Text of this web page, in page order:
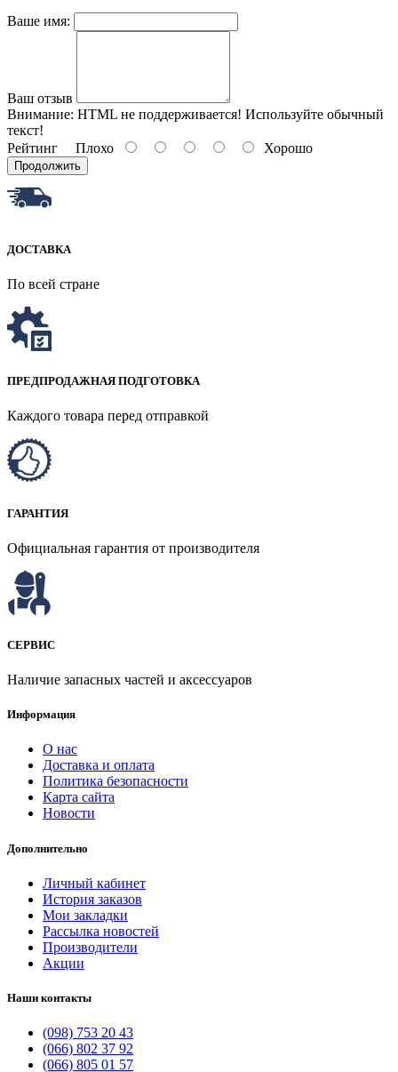
Ваше имя:
Ваш отзыв
Внимание: HTML не поддерживается! Используйте обычный
текст!
Рейтинг Плохо Хорошо
Продолжить
ДОСТАВКА
По всей стране
ПРЕДПРОДАЖНАЯ ПОДГОТОВКА
Каждого товара перед отправкой
ГАРАНТИЯ
Официальная гарантия от производителя
СЕРВИС
Наличие запасных частей и аксессуаров
Информация
О нас
Доставка и оплата
Политика безопасности
Карта сайта
Новости
Дополнительно
Личный кабинет
История заказов
Мои закладки
Рассылка новостей
Производители
Акции
Наши контакты
(098) 753 20 43
(066) 802 37 92
(066) 805 01 57